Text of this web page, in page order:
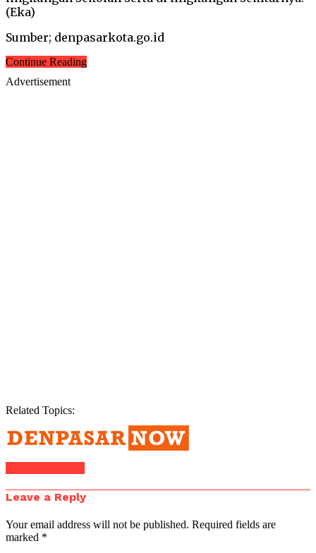
(Eka)
Sumber; denpasarkota.go.id
Continue Reading
Advertisement
Related Topics:
Leave a Reply
Your email address will not be published. Required fields are
marked *